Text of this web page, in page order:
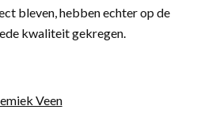
bleven, hebben echter op de
kwaliteit gekregen.
Veen